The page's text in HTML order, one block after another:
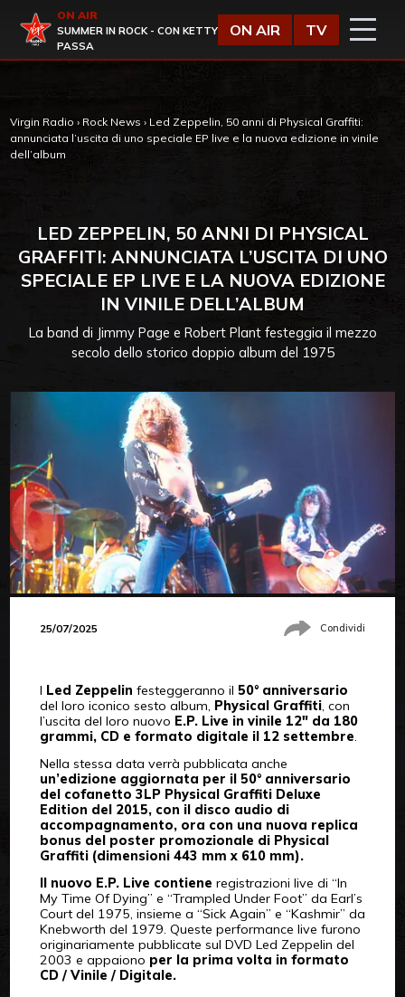
Virgin Radio
ON AIR
SUMMER IN ROCK - CON KETTY
PASSA
ON AIR TV
Virgin Radio › Rock News › Led Zeppelin, 50 anni di Physical Graffiti:
annunciata l’uscita di uno speciale EP live e la nuova edizione in vinile
dell’album
LED ZEPPELIN, 50 ANNI DI PHYSICAL
GRAFFITI: ANNUNCIATA L’USCITA DI UNO
SPECIALE EP LIVE E LA NUOVA EDIZIONE
IN VINILE DELL’ALBUM
La band di Jimmy Page e Robert Plant festeggia il mezzo
secolo dello storico doppio album del 1975
25/07/2025 Condividi
I Led Zeppelin festeggeranno il 50° anniversario
del loro iconico sesto album, Physical Graffiti, con
l’uscita del loro nuovo E.P. Live in vinile 12″ da 180
grammi, CD e formato digitale il 12 settembre
Nella stessa data verrà pubblicata anche
un’edizione aggiornata per il 50° anniversario
del cofanetto 3LP Physical Graffiti Deluxe
Edition del 2015, con il disco audio di
accompagnamento, ora con una nuova replica
bonus del poster promozionale di Physical
Graffiti (dimensioni 443 mm x 610 mm).
Il nuovo E.P. Live contiene registrazioni live di “In
My Time Of Dying” e “Trampled Under Foot” da Earl’s
Court del 1975, insieme a “Sick Again” e “Kashmir” da
Knebworth del 1979. Queste performance live furono
originariamente pubblicate sul DVD Led Zeppelin del
2003 e appaiono per la prima volta in formato
CD / Vinile / Digitale.